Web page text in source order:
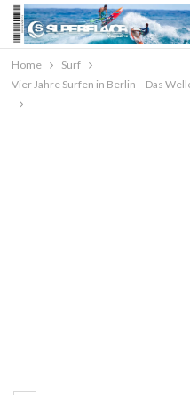
Home
Surf
Vier Jahre Surfen in Berlin – Das